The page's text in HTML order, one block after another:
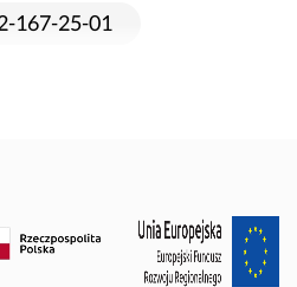
167-25-01